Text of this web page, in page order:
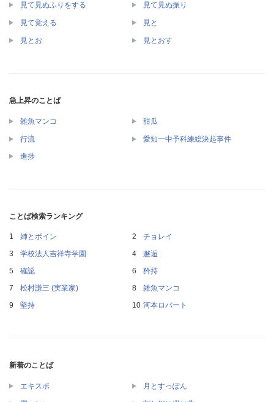
見て見ぬふりをする 見て見ぬ振り
見て覚える 見と
見とお 見とおす
急上昇のことば
雑魚マンコ 甜瓜
行流 愛知一中予科練総決起事件
進捗
ことば検索ランキング
姉とボイン
チョレイ
学校法人吉祥寺学園
邂逅
確認
矜持
松村謙三 (実業家)
雑魚マンコ
堅持
河本ロバート
新着のことば
エキスポ 月とすっぽん